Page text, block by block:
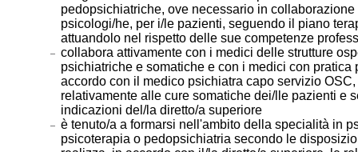
pedopsichiatriche, ove necessario in
psicologi/he, per i/le pazienti, seguendo il piano
attuandolo nel rispetto delle sue competenze
collabora attivamente con i medici delle strutture
psichiatriche e somatiche e con i medici con pratica
accordo con il medico psichiatra capo servizio OSC,
relativamente alle cure somatiche dei/lle pazienti e
indicazioni del/la diretto/a superiore
è tenuto/a a formarsi nell'ambito della specialità in
psicoterapia o pedopsichiatria secondo le